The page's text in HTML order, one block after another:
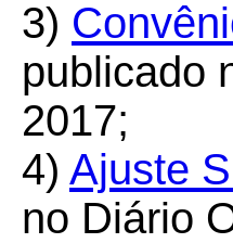
3)
publicado
2017;
4) Ajuste
no Diário